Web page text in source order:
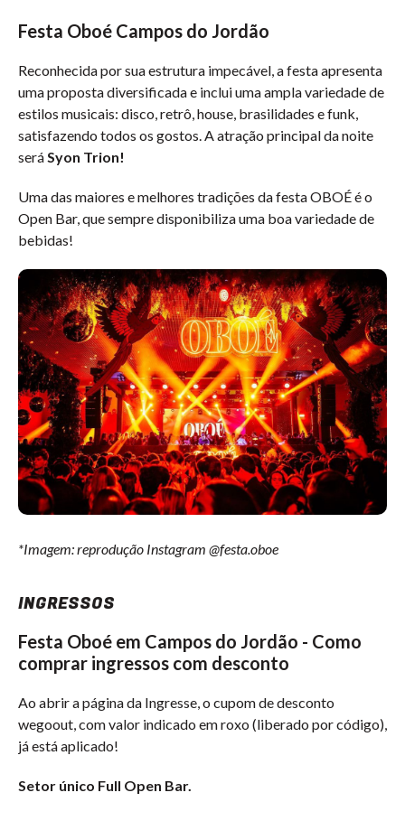
Festa Oboé Campos do Jordão
Reconhecida por sua estrutura impecável, a festa apresenta
uma proposta diversificada e inclui uma ampla variedade de
estilos musicais: disco, retrô, house, brasilidades e funk,
satisfazendo todos os gostos. A atração principal da noite
seráSyon Trion!
Uma das maiores e melhores tradições da festa OBOÉ é o
Open Bar, que sempre disponibiliza uma boa variedade de
bebidas!
*Imagem: reprodução Instagram @festa.oboe
INGRESSOS
Festa Oboé em Campos do Jordão - Como
comprar ingressos com desconto
Ao abrir a página da Ingresse, o cupom de desconto
wegoout, com valor indicado em roxo (liberado por código),
já está aplicado!
Setor único Full Open Bar.